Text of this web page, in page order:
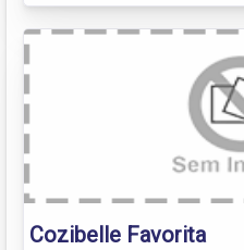
Cozibelle Favorita